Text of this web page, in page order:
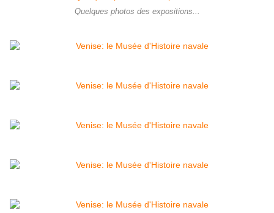
Quelques photos des expositions...